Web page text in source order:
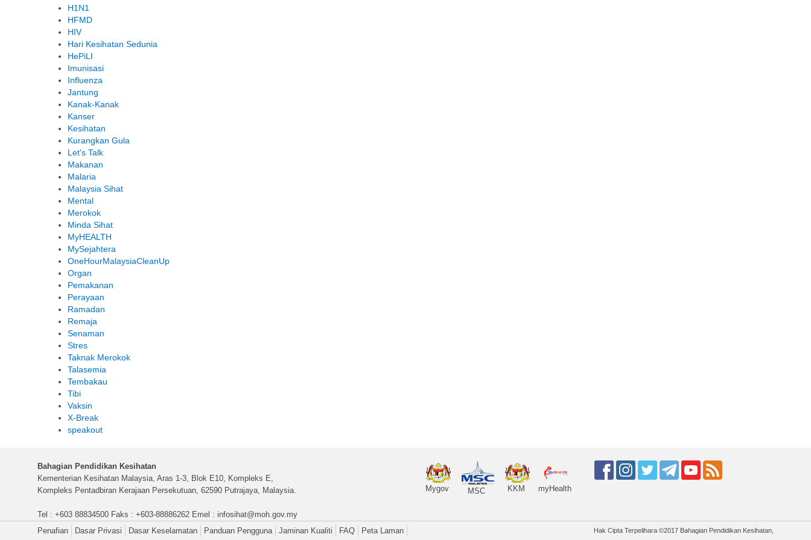
H1N1
HFMD
HIV
Hari Kesihatan Sedunia
HePiLI
Imunisasi
Influenza
Jantung
Kanak-Kanak
Kanser
Kesihatan
Kurangkan Gula
Let's Talk
Makanan
Malaria
Malaysia Sihat
Mental
Merokok
Minda Sihat
MyHEALTH
MySejahtera
OneHourMalaysiaCleanUp
Organ
Pemakanan
Perayaan
Ramadan
Remaja
Senaman
Stres
Taknak Merokok
Talasemia
Tembakau
Tibi
Vaksin
X-Break
speakout
Bahagian Pendidikan Kesihatan
Kementerian Kesihatan Malaysia, Aras 1-3, Blok E10, Kompleks E,
Kompleks Pentadbiran Kerajaan Persekutuan, 62590 Putrajaya, Malaysia.
Tel : +603 88834500 Faks : +603-88886262 Emel : infosihat@moh.gov.my
Mygov MSC KKM myHealth
Penafian Dasar Privasi Dasar Keselamatan Panduan Pengguna Jaminan Kualiti FAQ Peta Laman
Hak Cipta Terpelihara ©2017 Bahagian Pendidikan Kesihatan,